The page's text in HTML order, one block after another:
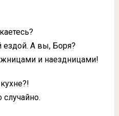
А вы, Боря?
и наездницами!
случайно.